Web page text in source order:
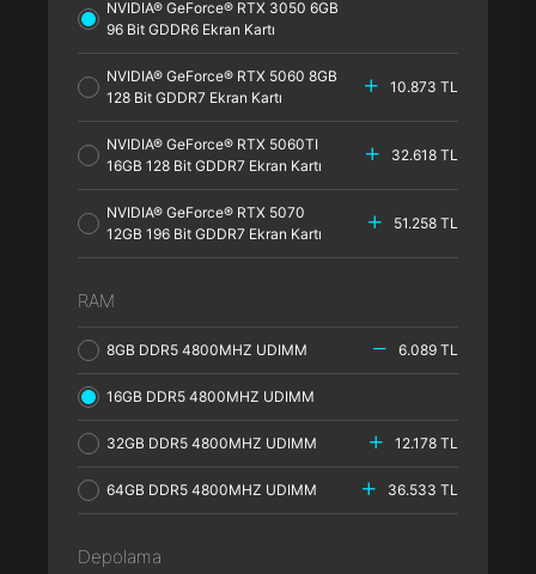
NVIDIA® GeForce® RTX 3050 6GB
96 Bit GDDR6 Ekran Kartı
NVIDIA® GeForce® RTX 5060 8GB
128 Bit GDDR7 Ekran Kartı
10.873 TL
NVIDIA® GeForce® RTX 5060TI
16GB 128 Bit GDDR7 Ekran Kartı
32.618 TL
NVIDIA® GeForce® RTX 5070
12GB 196 Bit GDDR7 Ekran Kartı
51.258 TL
RAM
8GB DDR5 4800MHZ UDIMM 6.089 TL
16GB DDR5 4800MHZ UDIMM
32GB DDR5 4800MHZ UDIMM 12.178 TL
64GB DDR5 4800MHZ UDIMM 36.533 TL
Depolama